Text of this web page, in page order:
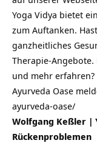
Yoga Vidya bietet
zum Auftanken.
ganzheitliches
Therapie-
und mehr
Ayurveda Oase
ayurveda-oase/
Wolfgang Keßler |
Rückenproblemen